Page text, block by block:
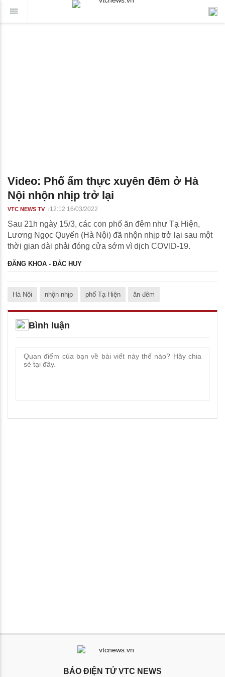
Video: Phố ẩm thực xuyên đêm ở Hà
Nội nhộn nhịp trở lại
VTC NEWS TV 12:12 16/03/2022
Sau 21h ngày 15/3, các con phố ăn đêm như Tạ Hiện,
Lương Ngọc Quyến (Hà Nội) đã nhộn nhịp trở lại sau một
thời gian dài phải đóng cửa sớm vì dịch COVID-19.
ĐĂNG KHOA - ĐẮC HUY
Hà Nội nhộn nhịp phố Tạ Hiện ăn đêm
Bình luận
BÁO ĐIỆN TỬ VTC NEWS